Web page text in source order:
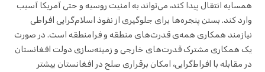
همسایه انتقال پیدا کند، می‌تواند به امنیت روسیه و حتی آمریکا آسیب
وارد کند. بستن پنجره‌ها برای جلوگیری از نفوذ اسلام‌گرایی افراطی
نیازمند همکاری همه‌ی قدرت‌های منطقه و فرامنطقه است. در صورت
یک همکاری مشترک قدرت‌های خارجی و زمینه‌سازی دولت افغانستان
در مقابله با افراط‌گرایی، امکان برقراری صلح در افغانستان بیشتر